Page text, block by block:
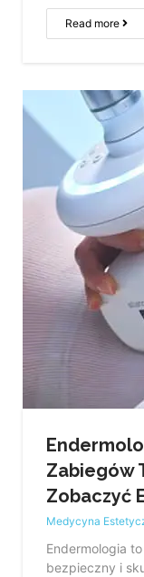
Read more
Zabiegów
Zobaczyć
Medycyna
Endermologia
bezpieczny i